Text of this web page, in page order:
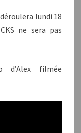
lundi 18
ne sera pas
d’Alex filmée